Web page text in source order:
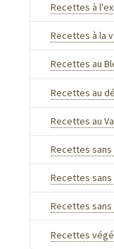
Recettes à
Recettes à la
Recettes au
Recettes au
Recettes au
Recettes sans
Recettes
Recettes sans
Recettes